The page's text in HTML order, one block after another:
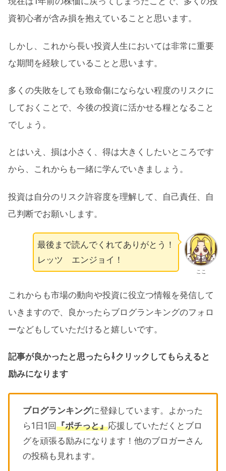
資初心者が含み損を抱えていることと思います。
しかし、これから長い投資人生においては非常に重要
な期間を経験していることと思います。
多くの失敗をしても致命傷にならない程度のリスクに
しておくことで、今後の投資に活かせる糧となること
でしょう。
とはいえ、損は小さく、得は大きくしたいところです
から、これからも一緒に学んでいきましょう。
投資は自分のリスク許容度を理解して、自己責任、自
己判断でお願いします。
ここ
最後まで読んでくれてありがとう！
レッツ エンジョイ！
これからも市場の動向や投資に役立つ情報を発信して
いきますので、良かったらブログランキングのフォロ
ーなどもしていただけると嬉しいです。
記事が良かったと思ったら⇩クリックしてもらえると
励みになります
ブログランキングに登録しています。よかった
ら1日1回『ポチっと』応援していただくとブロ
グを頑張る励みになります！他のブロガーさん
の投稿も見れます。